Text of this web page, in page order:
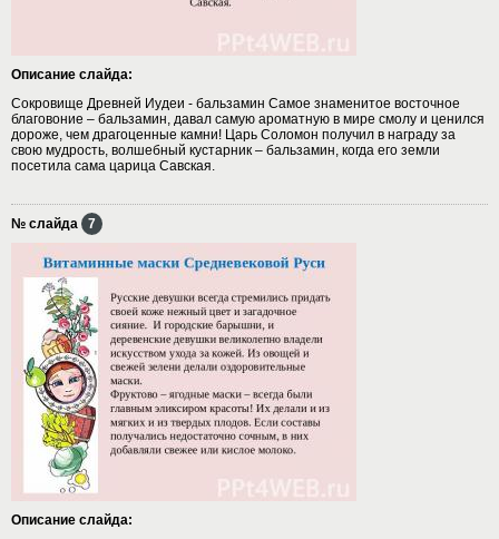
Описание слайда:
Сокровище Древней Иудеи - бальзамин Самое знаменитое восточное
благовоние – бальзамин, давал самую ароматную в мире смолу и ценился
дороже, чем драгоценные камни! Царь Соломон получил в награду за
свою мудрость, волшебный кустарник – бальзамин, когда его земли
посетила сама царица Савская.
№ слайда 7
Описание слайда: